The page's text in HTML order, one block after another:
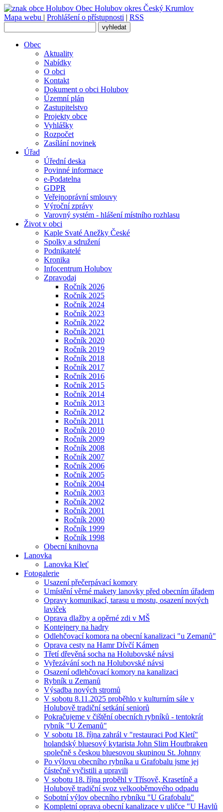
Obec Holubov okres Český Krumlov
Mapa webu | Prohlášení o přístupnosti | RSS
Obec
Aktuality
Nabídky
O obci
Kontakt
Dokument o obci Holubov
Územní plán
Zastupitelstvo
Projekty obce
Vyhlášky
Rozpočet
Zasílání novinek
Úřad
Úřední deska
Povinné informace
e-Podatelna
GDPR
Veřejnoprávní smlouvy
Výroční zprávy
Varovný systém - hlášení místního rozhlasu
Život v obci
Kaple Svaté Anežky České
Spolky a sdružení
Podnikatelé
Kronika
Infocentrum Holubov
Zpravodaj
Ročník 2026
Ročník 2025
Ročník 2024
Ročník 2023
Ročník 2022
Ročník 2021
Ročník 2020
Ročník 2019
Ročník 2018
Ročník 2017
Ročník 2016
Ročník 2015
Ročník 2014
Ročník 2013
Ročník 2012
Ročník 2011
Ročník 2010
Ročník 2009
Ročník 2008
Ročník 2007
Ročník 2006
Ročník 2005
Ročník 2004
Ročník 2003
Ročník 2002
Ročník 2001
Ročník 2000
Ročník 1999
Ročník 1998
Obecní knihovna
Lanovka
Lanovka Kleť
Fotogalerie
Usazení přečerpávací komory
Umístění věrné makety lanovky před obecním úřadem
Opravy komunikací, tarasu u mostu, osazení nových
laviček
Oprava dlažby a opěrné zdi v MŠ
Kontejnery na hadry
Odlehčovací komora na obecní kanalizaci "u Zemanů"
Oprava cesty na Hamr Dívčí Kámen
Třetí dřevěná socha na Holubovské návsi
Vyřezávání soch na Holubovské návsi
Osazení odlehčovací komory na kanalizaci
Rybník u Zemanů
Výsadba nových stromů
V sobotu 8.11.2025 proběhlo v kulturním sále v
Holubově tradiční setkání seniorů
Pokračujeme v čištění obecních rybníků - tentokrát
rybník "U Zemanů"
V sobotu 18. října zahrál v "restauraci Pod Kletí"
holandský bluesový kytarista John Slim Houtbraken
společně s českou bluesovou skupinou St. Johnny
Po výlovu obecního rybníka u Grafobalu jsme jej
částečně vyčistili a upravili
V sobotu 18. října proběhl v Třísově, Krasetíně a
Holubově tradiční svoz velkooběmového odpadu
Sobotní výlov obecního rybníku "U Grafobalu"
Kompletní oprava obecní kanalizace v uličce "U Havlů